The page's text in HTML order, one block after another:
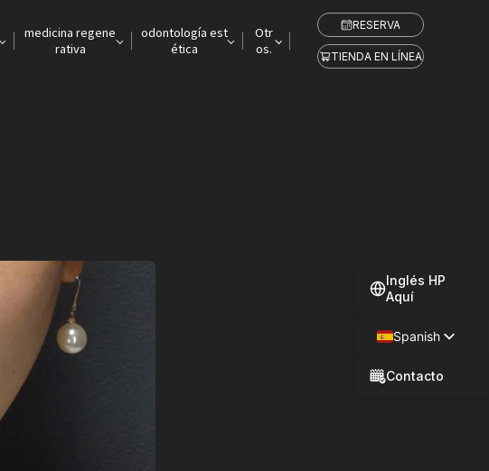
medicina regene
rativa
odontología est
ética
Otr
os.
RESERVA
TIENDA EN LÍNEA
Inglés HP
Aquí
Spanish
Contacto